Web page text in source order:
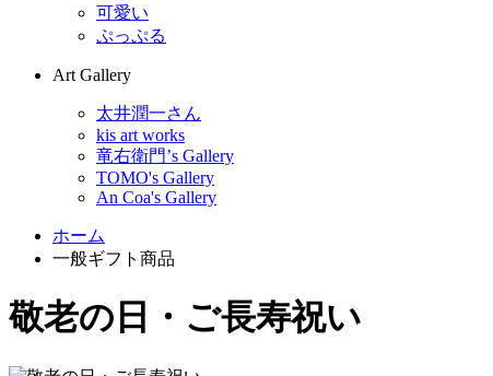
可愛い
ぷっぷる
Art Gallery
太井潤一さん
kis art works
竜右衛門’s Gallery
TOMO's Gallery
An Coa's Gallery
ホーム
一般ギフト商品
敬老の日・ご長寿祝い